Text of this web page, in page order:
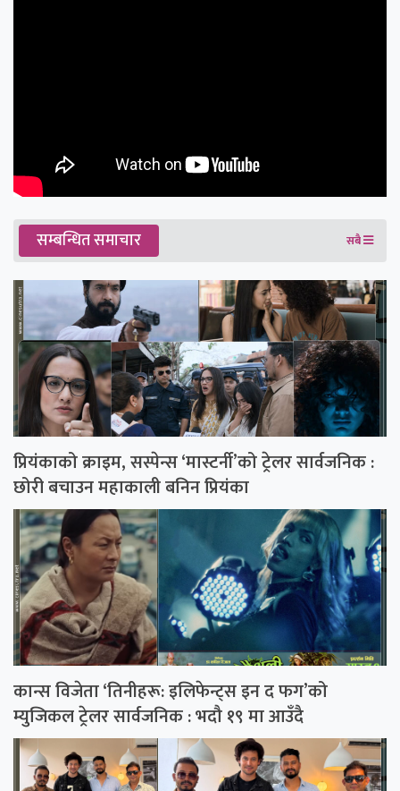
सम्बन्धित समाचार सबै
प्रियंकाको क्राइम, सस्पेन्स ‘मास्टर्नी’को ट्रेलर सार्वजनिक :
छोरी बचाउन महाकाली बनिन प्रियंका
कान्स विजेता ‘तिनीहरू: इलिफेन्ट्स इन द फग’को
म्युजिकल ट्रेलर सार्वजनिक : भदौ १९ मा आउँदै